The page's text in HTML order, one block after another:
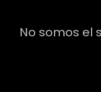
No somos el